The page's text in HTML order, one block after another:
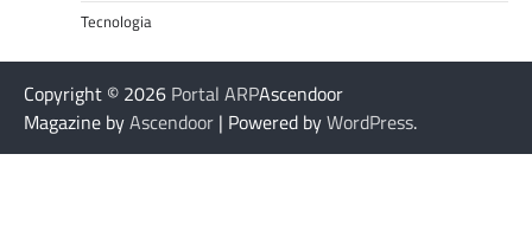
Tecnologia
Copyright © 2026 Portal ARPAscendoor
Magazine byAscendoor | Powered byWordPress.